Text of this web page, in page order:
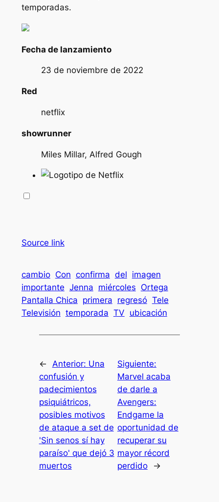
temporadas.
Fecha de lanzamiento
23 de noviembre de 2022
Red
netflix
showrunner
Miles Millar, Alfred Gough
Source link
cambio Con confirma del imagen
importante Jenna miércoles Ortega
Pantalla Chica primera regresó Tele
Televisión temporada TV ubicación
← Anterior: Una
confusión y
padecimientos
psiquiátricos,
posibles motivos
de ataque a set de
'Sin senos sí hay
paraíso' que dejó 3
muertos
Siguiente:
Marvel acaba
de darle a
Avengers:
Endgame la
oportunidad de
recuperar su
mayor récord
perdido
→